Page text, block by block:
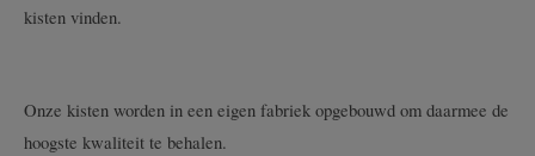
kisten vinden.
Onze kisten worden in een eigen fabriek opgebouwd om daarmee de
hoogste kwaliteit te behalen.